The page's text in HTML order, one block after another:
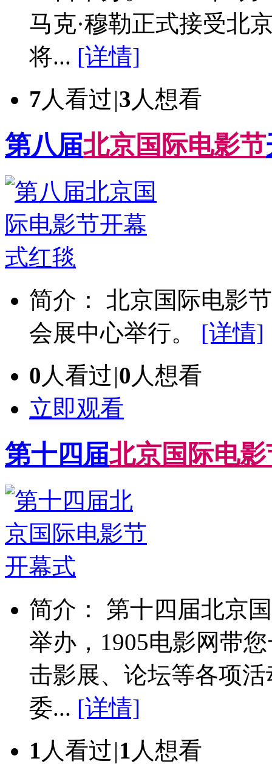
马克·穆勒正式接受北
将... [详情]
7人看过|3人想看
第八届北京国 际电影节
简介： 北京国际电影
会展中心举行。 [详情]
0 人看过|0 人想看
立即观看
第十四届北京国 际电影
简介： 第十四届北京
举办，1905电影网带
击影展、论坛等各项
委... [详情]
1 人看过|1 人想看